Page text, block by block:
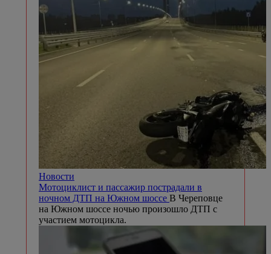
Новости
Мотоциклист и пассажир пострадали в
ночном ДТП на Южном шоссе В Череповце
на Южном шоссе ночью произошло ДТП с
участием мотоцикла.